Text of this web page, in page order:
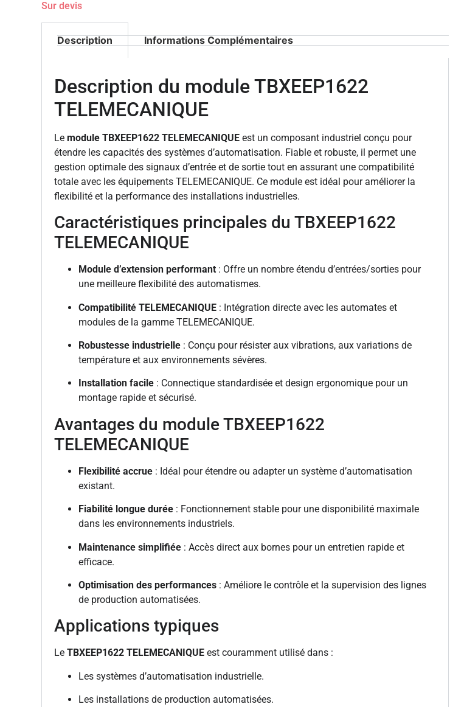
Sur devis
Description Informations Complémentaires
Description du module TBXEEP1622
TELEMECANIQUE
Le module TBXEEP1622 TELEMECANIQUE est un composant industriel conçu pour
étendre les capacités des systèmes d’automatisation. Fiable et robuste, il permet une
gestion optimale des signaux d’entrée et de sortie tout en assurant une compatibilité
totale avec les équipements TELEMECANIQUE. Ce module est idéal pour améliorer la
flexibilité et la performance des installations industrielles.
Caractéristiques principales du TBXEEP1622
TELEMECANIQUE
Module d’extension performant : Offre un nombre étendu d’entrées/sorties pour
une meilleure flexibilité des automatismes.
Compatibilité TELEMECANIQUE : Intégration directe avec les automates et
modules de la gamme TELEMECANIQUE.
Robustesse industrielle : Conçu pour résister aux vibrations, aux variations de
température et aux environnements sévères.
Installation facile : Connectique standardisée et design ergonomique pour un
montage rapide et sécurisé.
Avantages du module TBXEEP1622
TELEMECANIQUE
Flexibilité accrue : Idéal pour étendre ou adapter un système d’automatisation
existant.
Fiabilité longue durée : Fonctionnement stable pour une disponibilité maximale
dans les environnements industriels.
Maintenance simplifiée : Accès direct aux bornes pour un entretien rapide et
efficace.
Optimisation des performances : Améliore le contrôle et la supervision des lignes
de production automatisées.
Applications typiques
Le TBXEEP1622 TELEMECANIQUE est couramment utilisé dans :
Les systèmes d’automatisation industrielle.
Les installations de production automatisées.